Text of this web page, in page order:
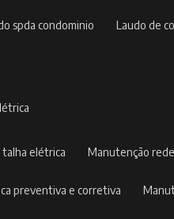
spda condominio laudo de
talha elétrica manutenção
preventiva e corretiva